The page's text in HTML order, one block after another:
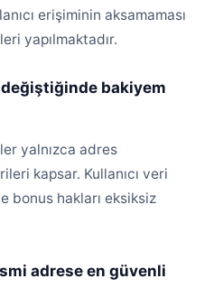
erişiminin aksamaması
yapılmaktadır.
bakiyem
yalnızca adres
kapsar. Kullanıcı veri
bonus hakları eksiksiz
adrese en güvenli